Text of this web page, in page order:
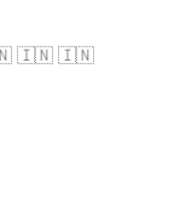
🇮🇳 🇮🇳 🇮🇳